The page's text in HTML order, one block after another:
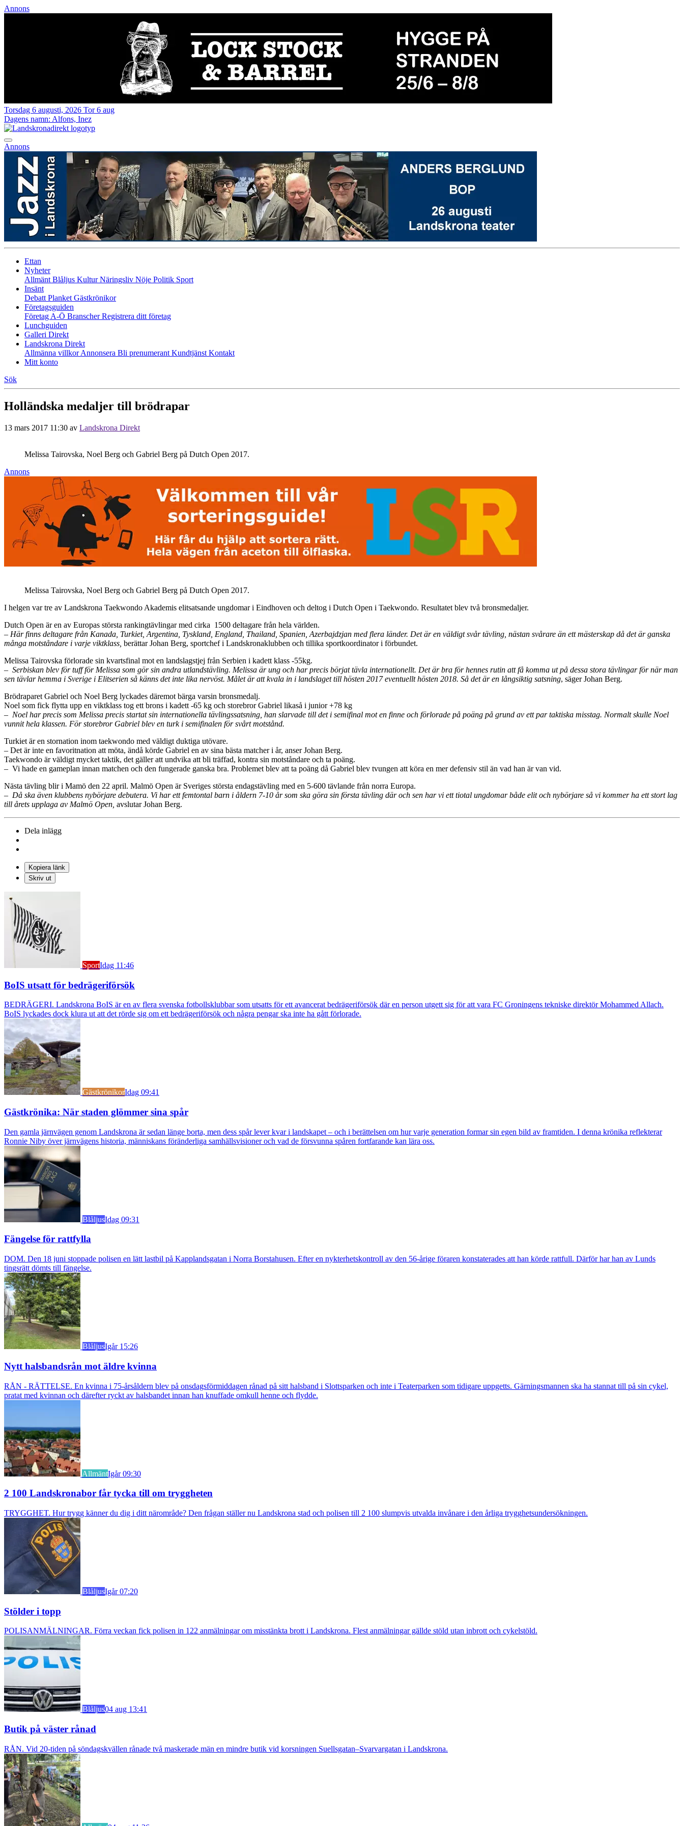
Annons
Torsdag 6 augusti, 2026 Tor 6 aug
Dagens namn: Alfons, Inez
Annons
Ettan
Nyheter
Allmänt Blåljus KulturNäringsliv Nöje Politik Sport
Insänt
Debatt Planket Gästkrönikor
Företagsguiden
Företag A-Ö BranscherRegistrera ditt företag
Lunchguiden
Galleri Direkt
Landskrona Direkt
Allmänna villkorAnnonsera Bli prenumerant Kundtjänst Kontakt
Mitt konto
Sök
Holländska medaljer till brödrapar
13 mars 2017 11:30 av Landskrona Direkt
Melissa Tairovska, Noel Berg och Gabriel Berg på Dutch Open 2017.
Annons
Melissa Tairovska, Noel Berg och Gabriel Berg på Dutch Open 2017.
I helgen var tre av Landskrona Taekwondo Akademis elitsatsande ungdomar i Eindhoven och deltog i Dutch Open i Taekwondo. Resultatet blev två bronsmedaljer.
Dutch Open är en av Europas största rankingtävlingar med cirka 1500 deltagare från hela världen.
– Här finns deltagare från Kanada, Turkiet, Argentina, Tyskland, England, Thailand, Spanien, Azerbajdzjan med flera länder. Det är en väldigt svår tävling, nästan svårare än ett mästerskap då det är ganska
många motståndare i varje viktklass, berättar Johan Berg, sportchef i Landskronaklubben och tillika sportkoordinator i förbundet.
Melissa Tairovska förlorade sin kvartsfinal mot en landslagstjej från Serbien i kadett klass -55kg.
– Serbiskan blev för tuff för Melissa som gör sin andra utlandstävling. Melissa är ung och har precis börjat tävla internationellt. Det är bra för hennes rutin att få komma ut på dessa stora tävlingar för när man
sen tävlar hemma i Sverige i Elitserien så känns det inte lika nervöst. Målet är att kvala in i landslaget till hösten 2017 eventuellt hösten 2018. Så det är en långsiktig satsning, säger Johan Berg.
Brödraparet Gabriel och Noel Berg lyckades däremot bärga varsin bronsmedalj.
Noel som fick flytta upp en viktklass tog ett brons i kadett -65 kg och storebror Gabriel likaså i junior +78 kg
– Noel har precis som Melissa precis startat sin internationella tävlingssatsning, han slarvade till det i semifinal mot en finne och förlorade på poäng på grund av ett par taktiska misstag. Normalt skulle Noel
vunnit hela klassen. För storebror Gabriel blev en turk i semifinalen för svårt motstånd.
Turkiet är en stornation inom taekwondo med väldigt duktiga utövare.
– Det är inte en favoritnation att möta, ändå körde Gabriel en av sina bästa matcher i år, anser Johan Berg.
Taekwondo är väldigt mycket taktik, det gäller att undvika att bli träffad, kontra sin motståndare och ta poäng.
– Vi hade en gameplan innan matchen och den fungerade ganska bra. Problemet blev att ta poäng då Gabriel blev tvungen att köra en mer defensiv stil än vad han är van vid.
Nästa tävling blir i Mamö den 22 april. Malmö Open är Sveriges största endagstävling med en 5-600 tävlande från norra Europa.
– Då ska även klubbens nybörjare debutera. Vi har ett femtontal barn i åldern 7-10 år som ska göra sin första tävling där och sen har vi ett tiotal ungdomar både elit och nybörjare så vi kommer ha ett stort lag
till årets upplaga av Malmö Open, avslutar Johan Berg.
Dela inlägg
Kopiera länk
Skriv ut
SportIdag 11:46
BoIS utsatt för bedrägeriförsök
BEDRÄGERI. Landskrona BoIS är en av flera svenska fotbollsklubbar som utsatts för ett avancerat bedrägeriförsök där en person utgett sig för att vara FC Groningens tekniske direktör Mohammed Allach.
BoIS lyckades dock klura ut att det rörde sig om ett bedrägeriförsök och några pengar ska inte ha gått förlorade.
GästkrönikorIdag 09:41
Gästkrönika: När staden glömmer sina spår
Den gamla järnvägen genom Landskrona är sedan länge borta, men dess spår lever kvar i landskapet – och i berättelsen om hur varje generation formar sin egen bild av framtiden. I denna krönika reflekterar
Ronnie Niby över järnvägens historia, människans föränderliga samhällsvisioner och vad de försvunna spåren fortfarande kan lära oss.
BlåljusIdag 09:31
Fängelse för rattfylla
DOM. Den 18 juni stoppade polisen en lätt lastbil på Kapplandsgatan i Norra Borstahusen. Efter en nykterhetskontroll av den 56-årige föraren konstaterades att han körde rattfull. Därför har han av Lunds
tingsrätt dömts till fängelse.
BlåljusIgår 15:26
Nytt halsbandsrån mot äldre kvinna
RÅN - RÄTTELSE. En kvinna i 75-årsåldern blev på onsdagsförmiddagen rånad på sitt halsband i Slottsparken och inte i Teaterparken som tidigare uppgetts. Gärningsmannen ska ha stannat till på sin cykel,
pratat med kvinnan och därefter ryckt av halsbandet innan han knuffade omkull henne och flydde.
AllmäntIgår 09:30
2 100 Landskronabor får tycka till om tryggheten
TRYGGHET. Hur trygg känner du dig i ditt närområde? Den frågan ställer nu Landskrona stad och polisen till 2 100 slumpvis utvalda invånare i den årliga trygghetsundersökningen.
BlåljusIgår 07:20
Stölder i topp
POLISANMÄLNINGAR. Förra veckan fick polisen in 122 anmälningar om misstänkta brott i Landskrona. Flest anmälningar gällde stöld utan inbrott och cykelstöld.
Blåljus04 aug 13:41
Butik på väster rånad
RÅN. Vid 20-tiden på söndagskvällen rånade två maskerade män en mindre butik vid korsningen Suellsgatan–Svarvargatan i Landskrona.